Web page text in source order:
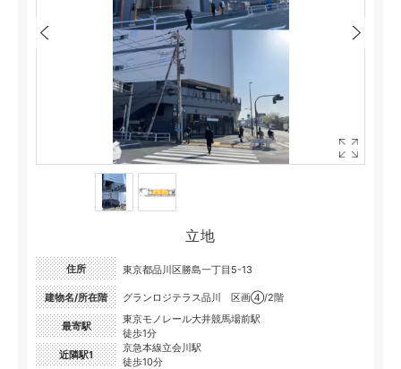
立地
住所 東京都品川区勝島一丁目5-13
建物名/所在階 グランロジテラス品川 区画④/2階
最寄駅
東京モノレール大井競馬場前駅
徒歩1分
近隣駅1
京急本線立会川駅
徒歩10分